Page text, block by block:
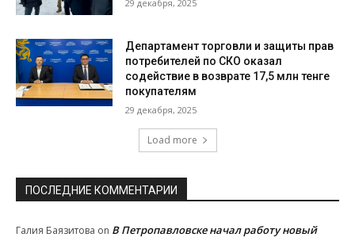
29 декабря, 2025
Департамент торговли и защиты прав
потребителей по СКО оказал
содействие в возврате 17,5 млн тенге
покупателям
29 декабря, 2025
Load more
ПОСЛЕДНИЕ КОММЕНТАРИИ
Галия Баязитова on В Петропавловске начал работу новый